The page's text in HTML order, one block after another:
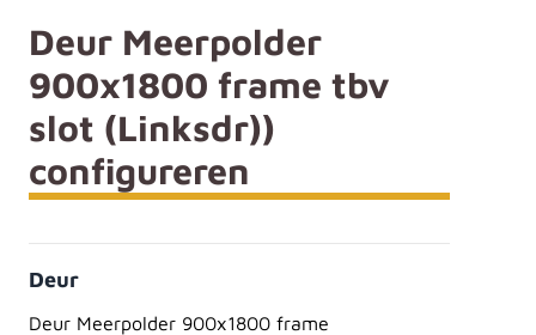
Deur Meerpolder
900x1800 frame tbv
slot (Linksdr))
configureren
Deur
Deur Meerpolder 900x1800 frame